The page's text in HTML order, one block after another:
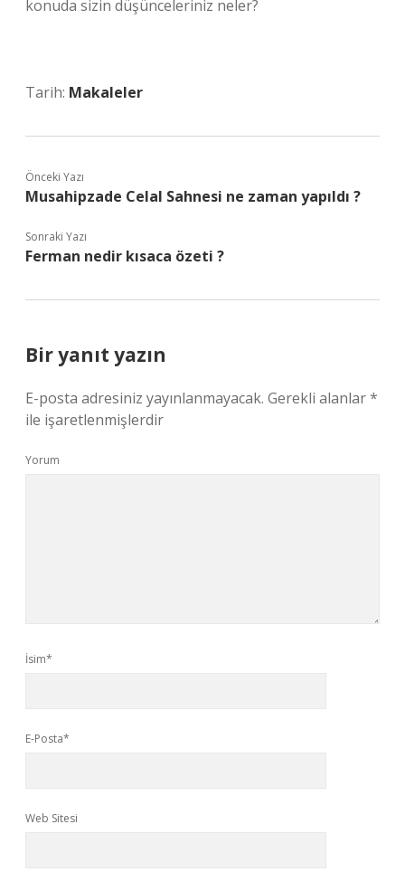
konuda sizin düşünceleriniz neler?
Tarih: Makaleler
Önceki Yazı
Musahipzade Celal Sahnesi ne zaman yapıldı ?
Sonraki Yazı
Ferman nedir kısaca özeti ?
Bir yanıt yazın
E-posta adresiniz yayınlanmayacak. Gerekli alanlar*
ile işaretlenmişlerdir
Yorum
İsim*
E-Posta*
Web Sitesi